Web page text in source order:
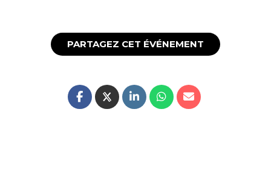
PARTAGEZ CET ÉVÉNEMENT